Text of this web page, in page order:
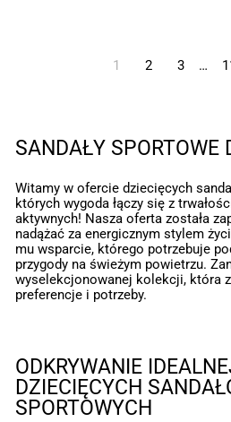
1 2 3 …
SANDAŁY SPORTOWE
Witamy w ofercie dziecięcych
których wygoda łączy się z
aktywnych! Nasza oferta została
nadążać za energicznym stylem
mu wsparcie, którego potrzebuje
przygody na świeżym powietrzu.
wyselekcjonowanej kolekcji, która
preferencje i potrzeby.
ODKRYWANIE
DZIECIĘCYCH
SPORTOWYCH